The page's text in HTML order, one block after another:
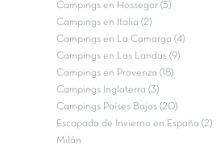
Campings en Hossegor (5)
Campings en Italia (2)
Campings en La Camarga (4)
Campings en Las Landas (9)
Campings en Provenza (18)
Campings Inglaterra (3)
Campings Países Bajos (20)
Escapada de Invierno en España (2)
Milán